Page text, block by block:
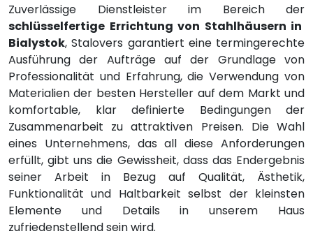
Zuverlässige Dienstleister im Bereich der
schlüsselfertige Errichtung von Stahlhäusern in
Bialystok, Stalovers garantiert eine termingerechte
Ausführung der Aufträge auf der Grundlage von
Professionalität und Erfahrung, die Verwendung von
Materialien der besten Hersteller auf dem Markt und
komfortable, klar definierte Bedingungen der
Zusammenarbeit zu attraktiven Preisen. Die Wahl
eines Unternehmens, das all diese Anforderungen
erfüllt, gibt uns die Gewissheit, dass das Endergebnis
seiner Arbeit in Bezug auf Qualität, Ästhetik,
Funktionalität und Haltbarkeit selbst der kleinsten
Elemente und Details in unserem Haus
zufriedenstellend sein wird.